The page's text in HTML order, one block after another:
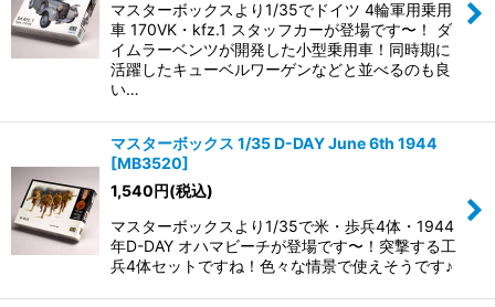
マスターボックスより1/35でドイツ 4輪軍用乗用
車 170VK・kfz.1 スタッフカーが登場です〜！ ダ
イムラーベンツが開発した小型乗用車！同時期に
活躍したキューベルワーゲンなどと並べるのも良
い…
マスターボックス 1/35 D-DAY June 6th 1944
[MB3520]
1,540円(税込)
マスターボックスより1/35で米・歩兵4体・1944
年D-DAY オハマビーチが登場です〜！突撃する工
兵4体セットですね！色々な情景で使えそうです♪